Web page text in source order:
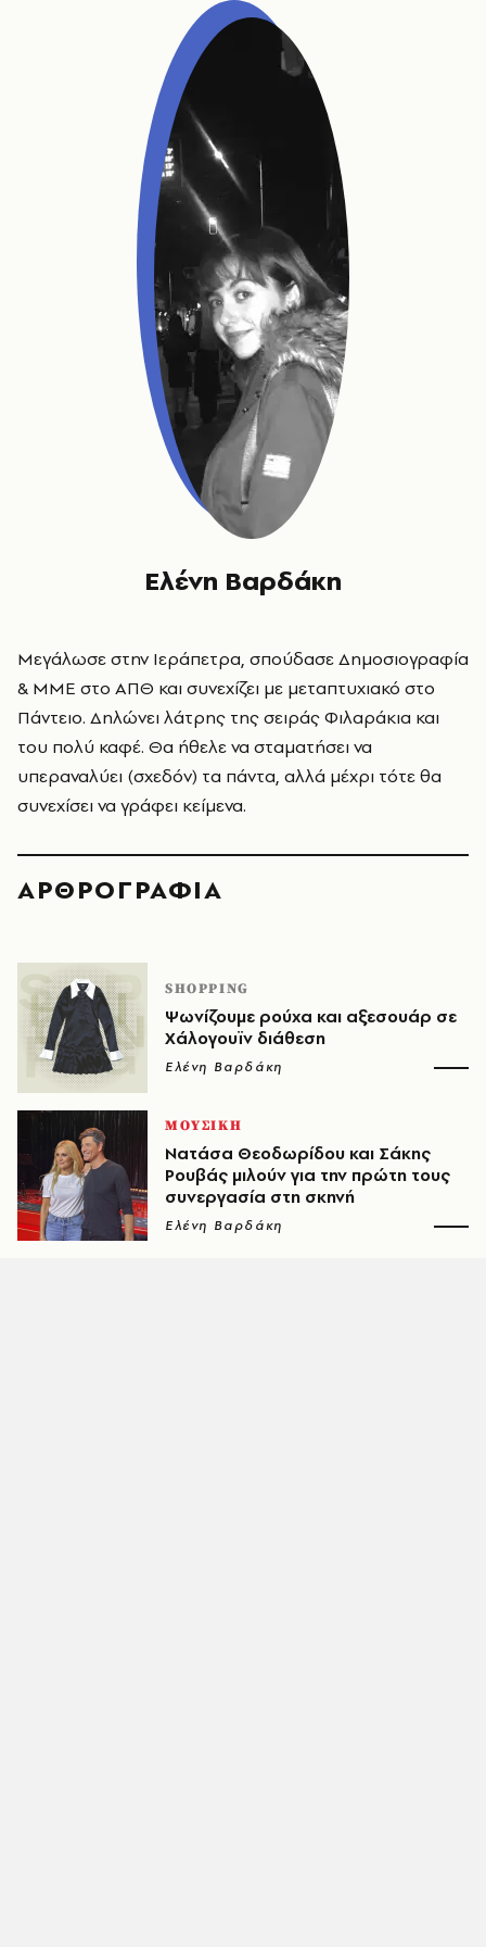
Ελένη Βαρδάκη
Μεγάλωσε στην Ιεράπετρα, σπούδασε Δημοσιογραφία
& ΜΜΕ στο ΑΠΘ και συνεχίζει με μεταπτυχιακό στο
Πάντειο. Δηλώνει λάτρης της σειράς Φιλαράκια και
του πολύ καφέ. Θα ήθελε να σταματήσει να
υπεραναλύει (σχεδόν) τα πάντα, αλλά μέχρι τότε θα
συνεχίσει να γράφει κείμενα.
ΑΡΘΡΟΓΡΑΦΙΑ
SHOPPING
Ψωνίζουμε ρούχα και αξεσουάρ σε
Χάλογουϊν διάθεση
Ελένη Βαρδάκη
ΜΟΥΣΙΚΗ
Νατάσα Θεοδωρίδου και Σάκης
Ρουβάς μιλούν για την πρώτη τους
συνεργασία στη σκηνή
Ελένη Βαρδάκη